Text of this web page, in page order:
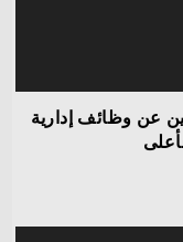
عن وظائف إدارية